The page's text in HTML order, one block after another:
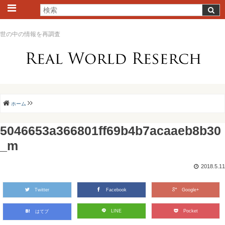
世の中の情報を再調査
ホーム
5046653a366801ff69b4b7acaaeb8b30
_m
2018.5.11
Twitter Facebook Google+
はてブ LINE Pocket